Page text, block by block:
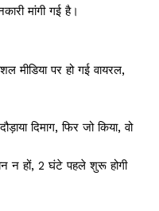
मांगी गई है।
मीडिया पर हो गई वायरल,
दिमाग, फिर जो किया, वो
न हों, 2 घंटे पहले शुरू होगी